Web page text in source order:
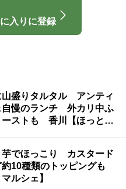
入りに登録
山盛りタルタル アンティ
自慢のランチ 外カリ中ふ
ーストも 香川【ほっとマ
芋でほっこり カスタード
約10種類のトッピングも
ルシェ】